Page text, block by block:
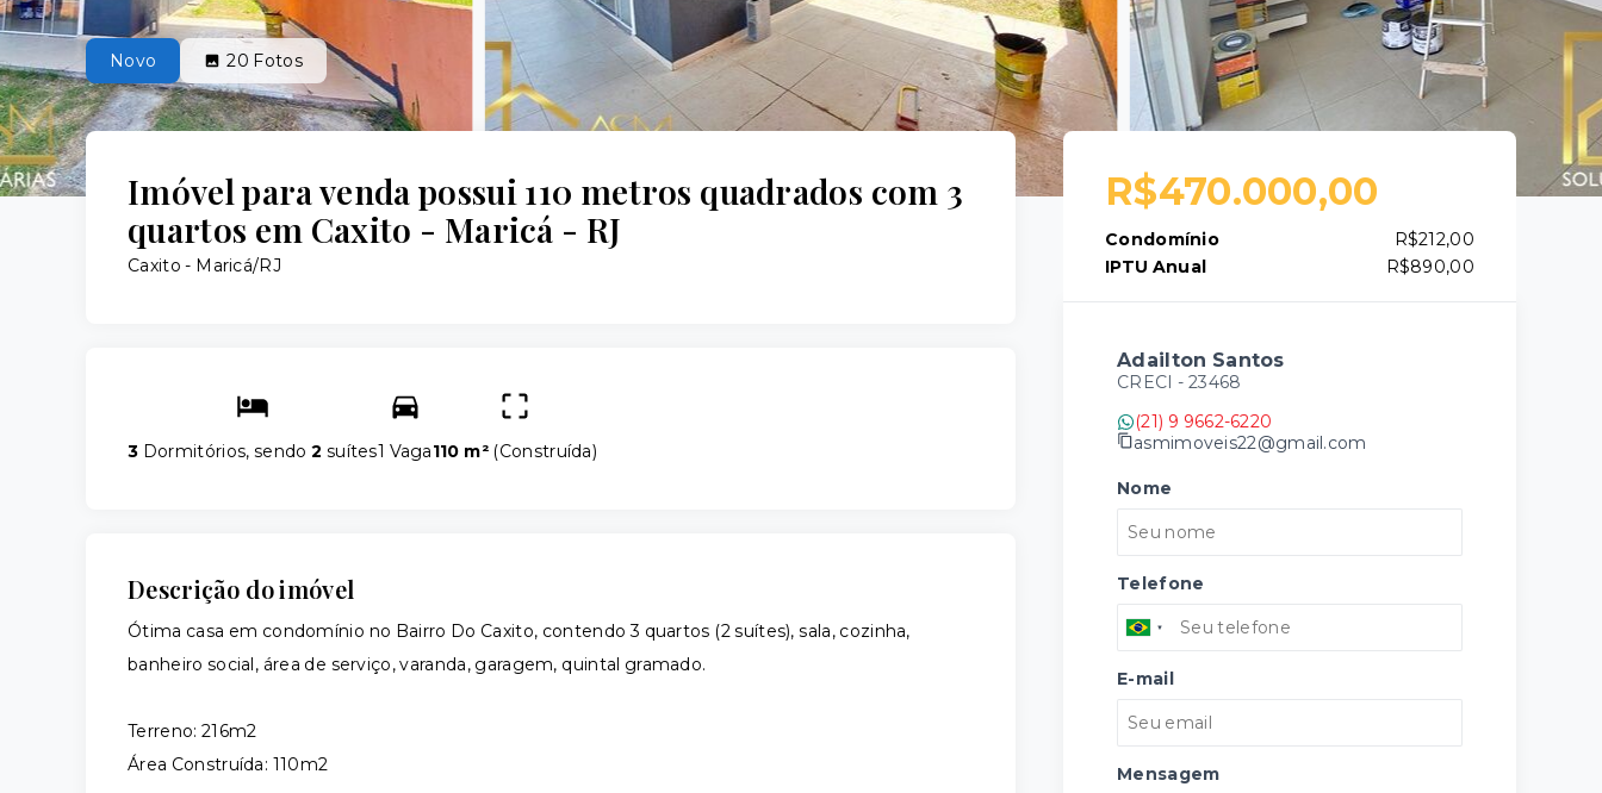
Novo 20 Fotos
Imóvel para venda possui 110 metros quadrados com 3
quartos em Caxito - Maricá - RJ
Caxito - Maricá/RJ
3 Dormitórios, sendo2 suítes1 Vaga110 m² (Construída)
Descrição do imóvel
Ótima casa em condomínio no Bairro Do Caxito, contendo 3 quartos (2 suítes), sala, cozinha,
banheiro social, área de serviço, varanda, garagem, quintal gramado.
Terreno: 216m2
Área Construída: 110m2
R$470.000,00
Condomínio
R$212,00
IPTU Anual
R$890,00
Adailton Santos
CRECI - 23468
(21) 9 9662-6220
asmimoveis22@gmail.com
Nome
Telefone
E-mail
Mensagem